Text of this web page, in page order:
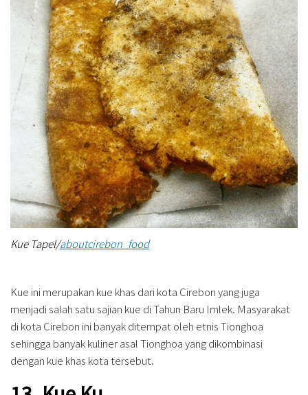
Kue Tapel/aboutcirebon_food
Kue ini merupakan kue khas dari kota Cirebon yang juga
menjadi salah satu sajian kue di Tahun Baru Imlek. Masyarakat
di kota Cirebon ini banyak ditempat oleh etnis Tionghoa
sehingga banyak kuliner asal Tionghoa yang dikombinasi
dengan kue khas kota tersebut.